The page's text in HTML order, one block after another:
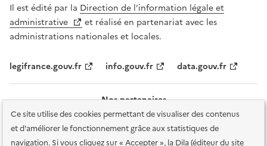
Ce site utilise des cookies permettant de visualiser des contenus
et d'améliorer le fonctionnement grâce aux statistiques de
navigation. Si vous cliquez sur « Accepter », la Dila (éditeur du site
Il est édité par la Direction de l’information légale et
administrative
et réalisé en partenariat avec les
administrations nationales et locales.
legifrance.gouv.fr info.gouv.fr data.gouv.fr
Nos partenaires